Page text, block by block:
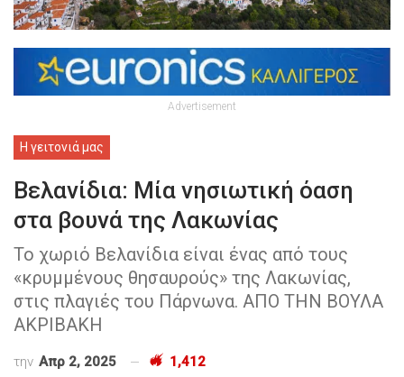
Advertisement
Η γειτονιά μας
Βελανίδια: Μία νησιωτική όαση
στα βουνά της Λακωνίας
Το χωριό Βελανίδια είναι ένας από τους
«κρυμμένους θησαυρούς» της Λακωνίας,
στις πλαγιές του Πάρνωνα. ΑΠΟ ΤΗΝ ΒΟΥΛΑ
ΑΚΡΙΒΑΚΗ
την Απρ 2, 2025 1,412